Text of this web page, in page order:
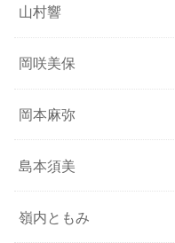
山村響
岡咲美保
岡本麻弥
島本須美
嶺内ともみ